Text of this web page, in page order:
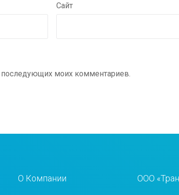
Сайт
последующих моих комментариев.
О Компании ООО